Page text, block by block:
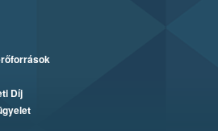
Díj